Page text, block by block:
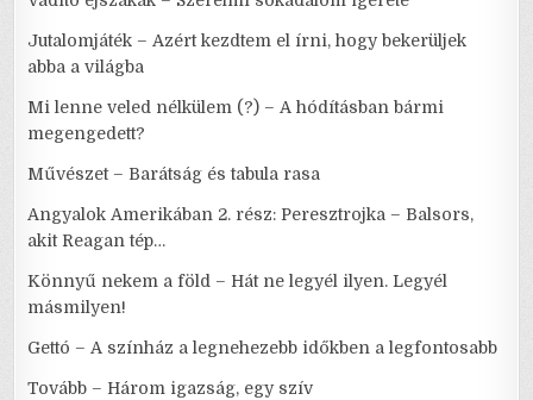
Jutalomjáték – Azért kezdtem el írni, hogy bekerüljek
abba a világba
Mi lenne veled nélkülem (?) – A hódításban bármi
megengedett?
Művészet – Barátság és tabula rasa
Angyalok Amerikában 2. rész: Peresztrojka – Balsors,
akit Reagan tép…
Könnyű nekem a föld – Hát ne legyél ilyen. Legyél
másmilyen!
Gettó – A színház a legnehezebb időkben a legfontosabb
Tovább – Három igazság, egy szív